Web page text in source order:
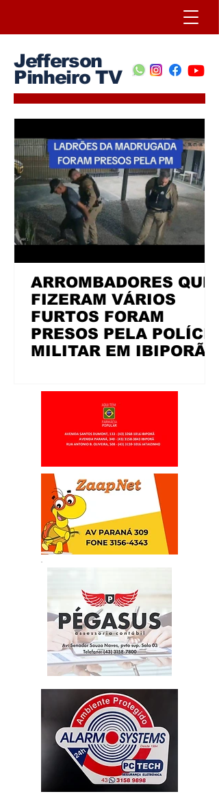
ARROMBADORES QUE
FIZERAM VÁRIOS
FURTOS FORAM
PRESOS PELA POLÍCIA
MILITAR EM IBIPORÃ
Jefferson
Pinheiro TV